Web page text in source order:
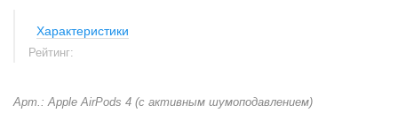
Характеристики
Рейтинг:
Арт.: Apple AirPods 4 (с активным шумоподавлением)